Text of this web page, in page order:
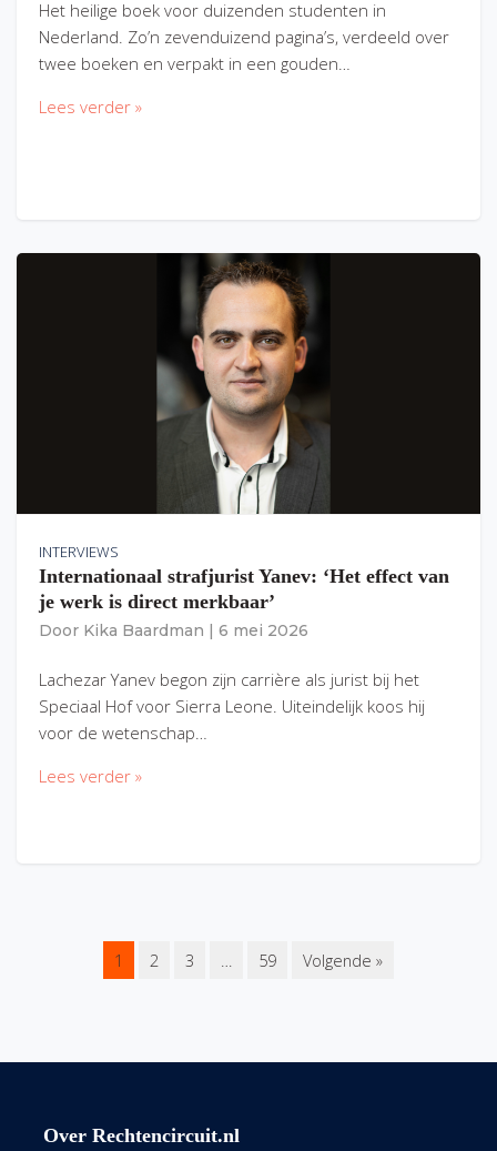
Het heilige boek voor duizenden studenten in
Nederland. Zo’n zevenduizend pagina’s, verdeeld over
twee boeken en verpakt in een gouden…
Lees verder »
INTERVIEWS
Internationaal strafjurist Yanev: ‘Het effect van
je werk is direct merkbaar’
Door Kika Baardman 6 mei 2026
Lachezar Yanev begon zijn carrière als jurist bij het
Speciaal Hof voor Sierra Leone. Uiteindelijk koos hij
voor de wetenschap…
Lees verder »
1 2 3 … 59 Volgende »
Over Rechtencircuit.nl